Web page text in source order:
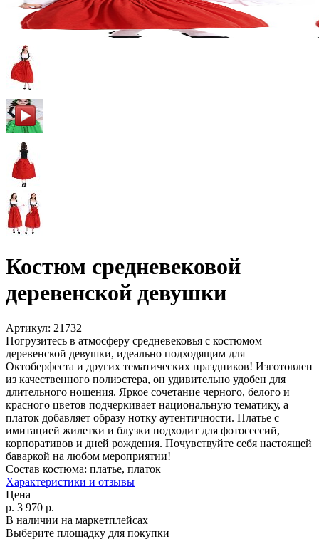
Костюм средневековой
деревенской девушки
Артикул: 21732
Погрузитесь в атмосферу средневековья с костюмом
деревенской девушки, идеально подходящим для
Октоберфеста и других тематических праздников! Изготовлен
из качественного полиэстера, он удивительно удобен для
длительного ношения. Яркое сочетание черного, белого и
красного цветов подчеркивает национальную тематику, а
платок добавляет образу нотку аутентичности. Платье с
имитацией жилетки и блузки подходит для фотосессий,
корпоративов и дней рождения. Почувствуйте себя настоящей
баваркой на любом мероприятии!
Состав костюма: платье, платок
Характеристики и отзывы
Цена
р. 3 970 р.
В наличии на маркетплейсах
Выберите площадку для покупки